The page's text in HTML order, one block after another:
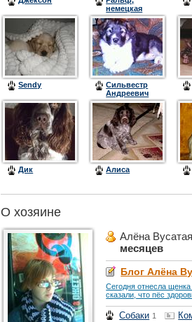
немецкая
овчарка
Sendy
Сильвестр
Андреевич
Дик Алиса
О хозяине
Алёна
месяцев
Блог Алёна
Сегодня отнесла
сказали, что пёс
Собаки 1